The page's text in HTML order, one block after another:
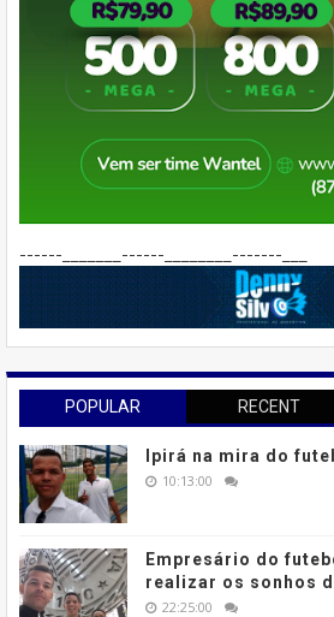
------_______------________-------___
POPULAR RECENT
Ipirá na mira do
10:13:00
Empresário do
realizar os sonhos
22:25:00